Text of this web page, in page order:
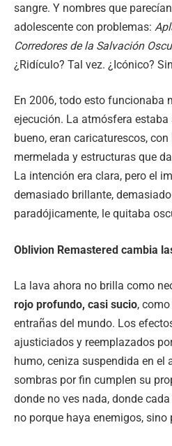
sangre. Y nombres que
adolescente con problemas:
Corredores de la Salvación
¿Ridículo? Tal vez. ¿Icónico?
En 2006, todo esto funcionaba
ejecución. La atmósfera
bueno, eran caricaturescos,
mermelada y estructuras que
La intención era clara, pero el
demasiado brillante,
paradójicamente, le quitaba
Oblivion Remastered cambia
La lava ahora no brilla como
rojo profundo, casi sucio,
entrañas del mundo. Los
ajusticiados y reemplazados
humo, ceniza suspendida en el
sombras por fin cumplen su
donde no ves nada, donde
no porque haya enemigos, sino